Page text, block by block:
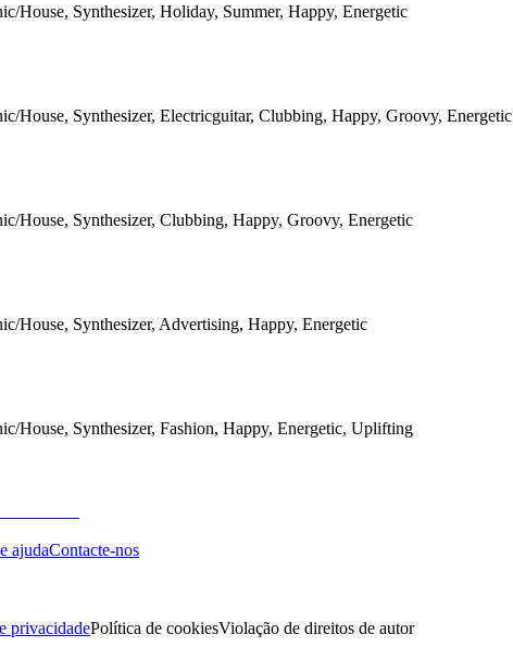
House, Synthesizer, Holiday, Summer, Happy, Energetic
House, Synthesizer, Electricguitar, Clubbing, Happy, Groovy, Energetic
House, Synthesizer, Clubbing, Happy, Groovy, Energetic
House, Synthesizer, Advertising, Happy, Energetic
House, Synthesizer, Fashion, Happy, Energetic, Uplifting
ajudaContacte-nos
privacidadePolítica de cookiesViolação de direitos de autor